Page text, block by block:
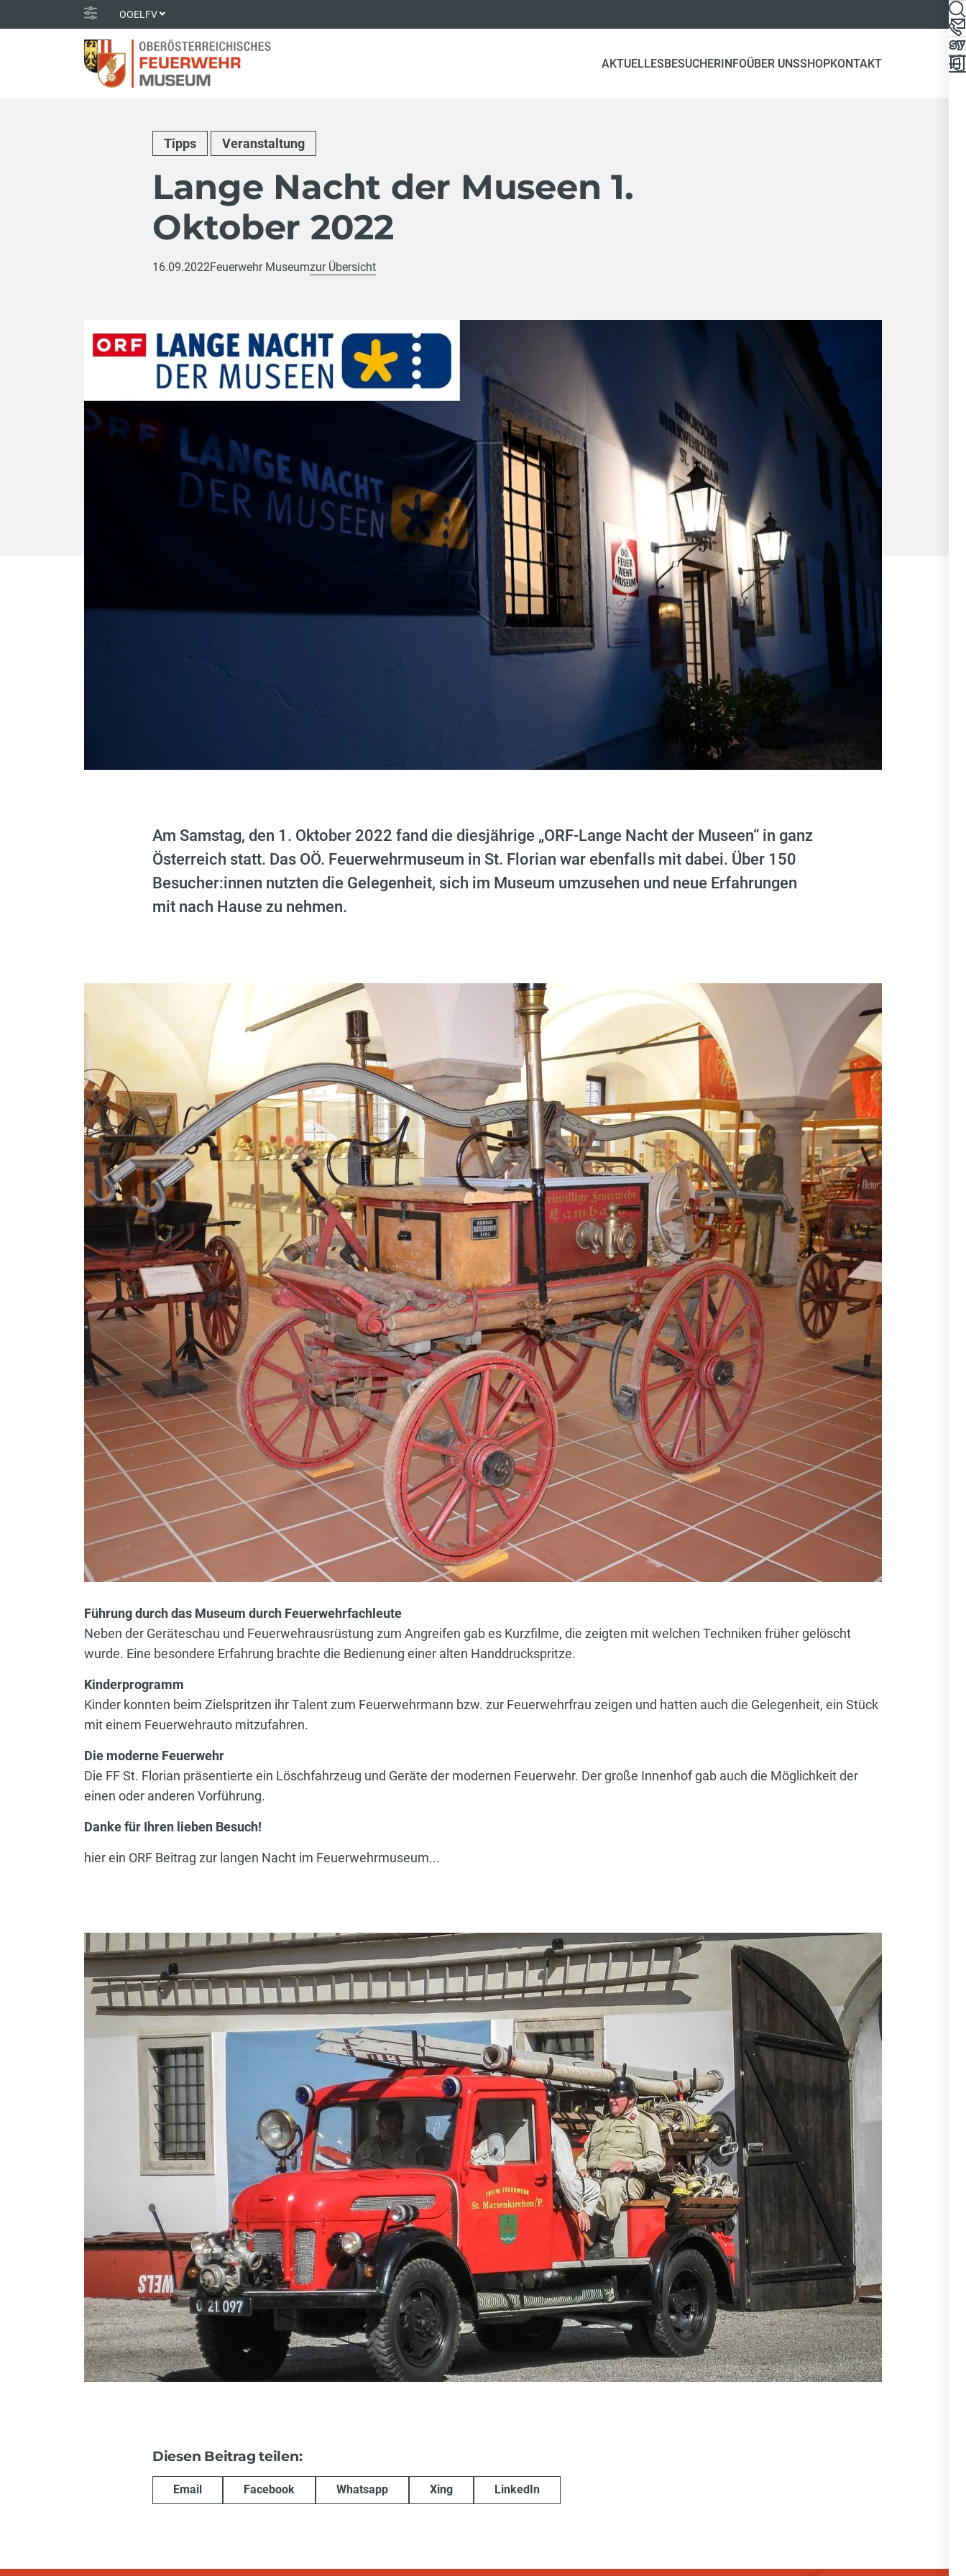
OOELFV
AKTUELLESBESUCHERINFOÜBER UNSSHOPKONTAKT
Tipps Veranstaltung
Lange Nacht der Museen 1.
Oktober 2022
16.09.2022Feuerwehr Museumzur Übersicht
Am Samstag, den 1. Oktober 2022 fand die diesjährige „ORF-Lange Nacht der Museen“ in ganz
Österreich statt. Das OÖ. Feuerwehrmuseum in St. Florian war ebenfalls mit dabei. Über 150
Besucher:innen nutzten die Gelegenheit, sich im Museum umzusehen und neue Erfahrungen
mit nach Hause zu nehmen.
Führung durch das Museum durch Feuerwehrfachleute
Neben der Geräteschau und Feuerwehrausrüstung zum Angreifen gab es Kurzfilme, die zeigten mit welchen Techniken früher gelöscht
wurde. Eine besondere Erfahrung brachte die Bedienung einer alten Handdruckspritze.
Kinderprogramm
Kinder konnten beim Zielspritzen ihr Talent zum Feuerwehrmann bzw. zur Feuerwehrfrau zeigen und hatten auch die Gelegenheit, ein Stück
mit einem Feuerwehrauto mitzufahren.
Die moderne Feuerwehr
Die FF St. Florian präsentierte ein Löschfahrzeug und Geräte der modernen Feuerwehr. Der große Innenhof gab auch die Möglichkeit der
einen oder anderen Vorführung.
Danke für Ihren lieben Besuch!
hier ein ORF Beitrag zur langen Nacht im Feuerwehrmuseum...
Diesen Beitrag teilen:
Email Facebook Whatsapp Xing LinkedIn